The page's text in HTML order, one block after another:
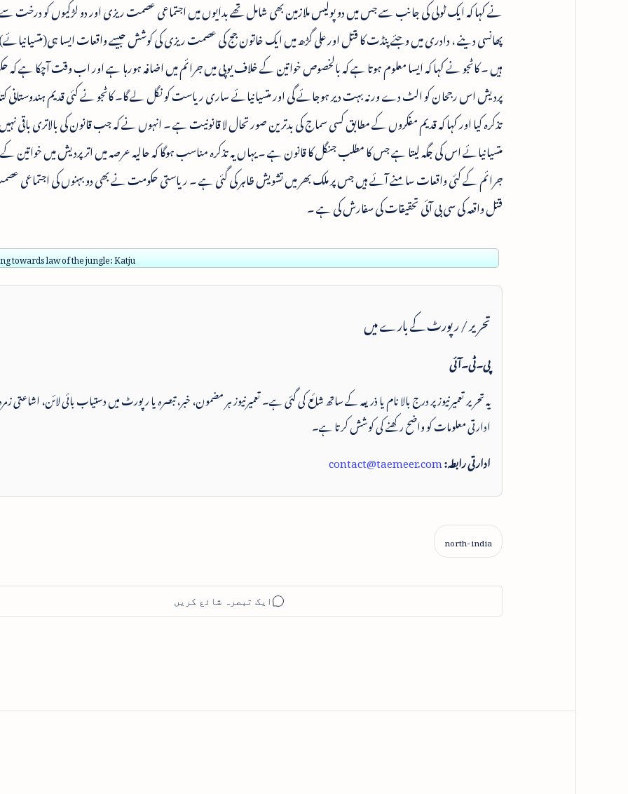
نے کہا کہ ایک ٹولی کی جانب سے جس میں دو پولیس ملازمین بھی شامل تھے بدایوں میں اجتماعی عصمت ریزی اور دو لڑکیوں کو درخت سے
پھانسی دینے ، دادری میں وجئے پنڈت کا قتل اور علی گڑھ میں ایک خاتون جج کی عصمت ریزی کی کوشش جیسے واقعات ایسا ہی(متسیانیائے)
ہیں ۔ کاٹجو نے کہا کہ ایسا معلوم ہوتا ہے کہ بالخصوص خواتین کے خلاف یوپی میں جرائم میں اضافہ ہورہا ہے اور اب وقت آچکا ہے کہ
پردیش اس رجحان کو الٹ دے ورنہ بہت دیر ہوجائے گی اور متسیانیائے ساری ریاست کو نگل لے گا۔ کاٹجو نے کئی قدیم ہندوستانی
تذکرہ کیا اور کہا کہ قدیم مفکروں کے مطابق کسی سماج کی بدترین صورتحال لا قانونیت ہے ۔ انہوں نے کہ جب قانون کی بالاتری باقی
متسیانیائے اس کی جگہ لیتا ہے جس کا مطلب جنگل کا قانون ہے ۔ یہاں یہ تذکرہ مناسب ہوگا کہ حالیہ عرصہ میں اتر پردیش میں خواتین
جرائم کے کئی واقعات سامنے آئے ہیں جس پر ملک بھر میں تشویش ظاہر کی گئی ہے ۔ ریاستی حکومت نے بھی دو بہنوں کی اجتماعی
قتل واقعہ کی سی بی آئی تحقیقات کی سفارش کی ہے ۔
towards law of the jungle: Katju
تحریر / رپورٹ کے بارے میں
پی۔ٹی۔آئی
یہ تحریر تعمیرنیوز پر درج بالا نام یا ذریعہ کے ساتھ شائع کی گئی ہے۔ تعمیرنیوز ہر مضمون، خبر، تبصرہ یا رپورٹ میں دستیاب بائی لائن، اشاعتی
ادارتی معلومات کو واضح رکھنے کی کوشش کرتا ہے۔
ادارتی رابطہ:contact@taemeer.com